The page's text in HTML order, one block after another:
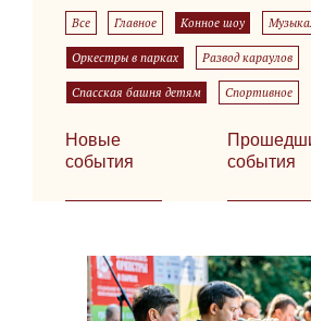
Все Главное Конное шоу
Оркестры в парках Развод караулов
Спасская башня детям Спортивное
Новые
события
события